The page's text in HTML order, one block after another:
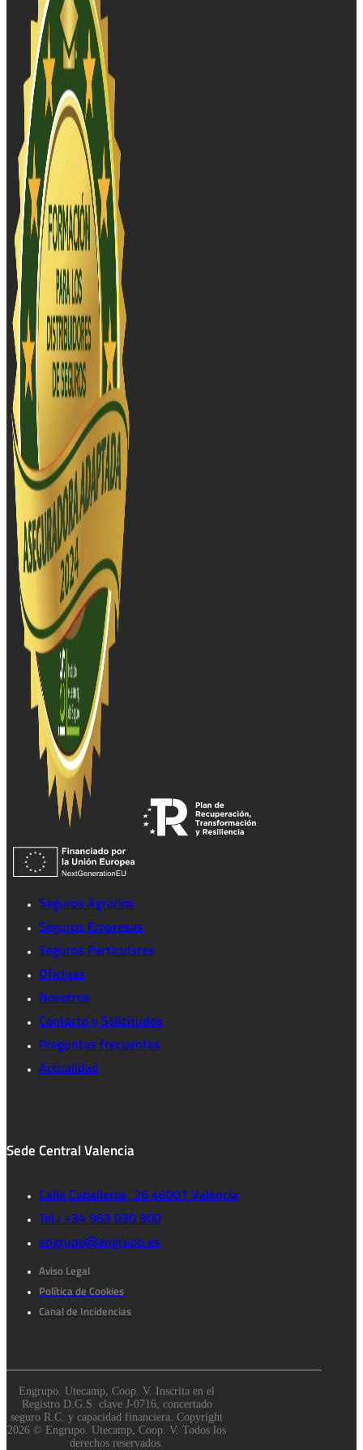
Seguros Agrarios
Seguros Empresas
Seguros Particulares
Oficinas
Nosotros
Contacto y Solicitudes
Preguntas frecuentes
Actualidad
Sede Central Valencia
Calle Caballeros, 26 46001 Valencia
Tel.: +34 963 030 900
engrupo@engrupo.es
Aviso Legal
Política de Cookies
Canal de Incidencias
Engrupo. Utecamp, Coop. V. Inscrita en el
Registro D.G.S. clave J-0716, concertado
seguro R.C. y capacidad financiera. Copyright
2026 © Engrupo. Utecamp, Coop. V. Todos los
derechos reservados.